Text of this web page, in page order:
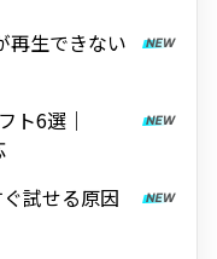
再生できない
ト6選｜
試せる原因